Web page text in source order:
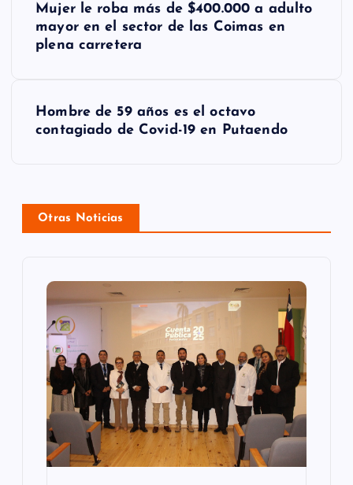
Mujer le roba más de $400.000 a adulto
mayor en el sector de las Coimas en
plena carretera
Hombre de 59 años es el octavo
contagiado de Covid-19 en Putaendo
Otras Noticias